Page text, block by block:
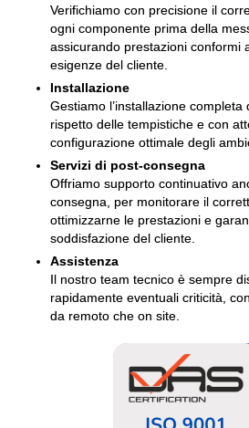
Verifichiamo con precisione il
ogni componente prima della
assicurando prestazioni conformi
esigenze del cliente.
Installazione
Gestiamo l’installazione completa
rispetto delle tempistiche e con
configurazione ottimale degli
Servizi di post-consegna
Offriamo supporto continuativo
consegna, per monitorare il
ottimizzarne le prestazioni e
soddisfazione del cliente.
Assistenza
Il nostro team tecnico è sempre
rapidamente eventuali criticità,
da remoto che on site.